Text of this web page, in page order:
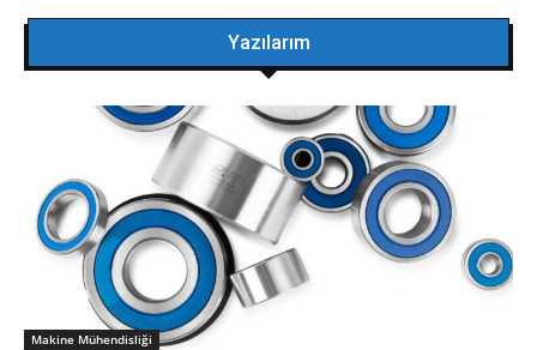
Yazılarım
Makine Mühendisliği